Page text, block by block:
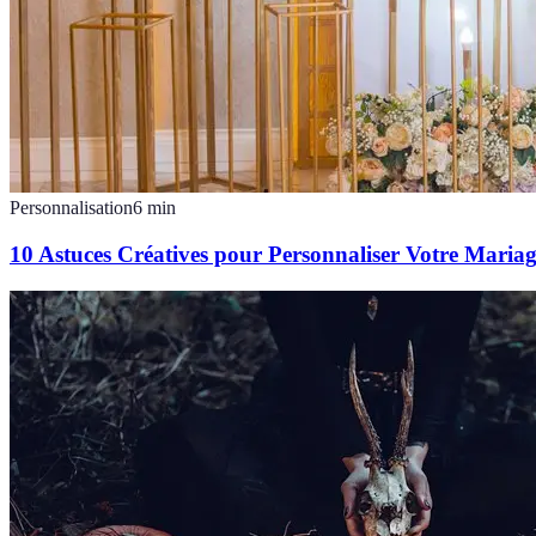
Personnalisation6 min
10 Astuces Créatives pour Personnaliser Votre